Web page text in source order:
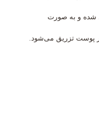
شده و به صورت
پوست تزریق می‌شود.